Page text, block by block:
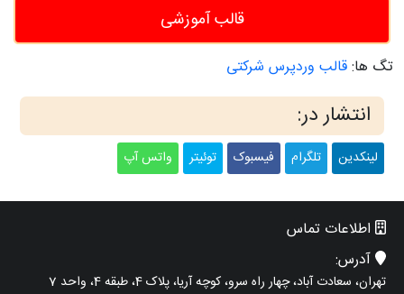
قالب آموزشی
تگ ها:قالب وردپرس شرکتی
انتشار در:
لینکدین تلگرام فیسبوک توئیتر واتس آپ
اطلاعات تماس
آدرس:
تهران، سعادت آباد، چهار راه سرو، کوچه آریا، پلاک 4، طبقه 4، واحد 7